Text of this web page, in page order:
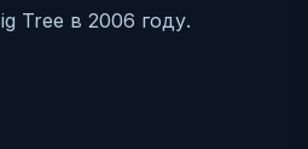
Tree в 2006 году.